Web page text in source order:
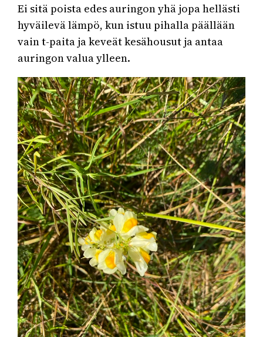
Ei sitä poista edes auringon yhä jopa hellästi
hyväilevä lämpö, kun istuu pihalla päällään
vain t-paita ja keveät kesähousut ja antaa
auringon valua ylleen.